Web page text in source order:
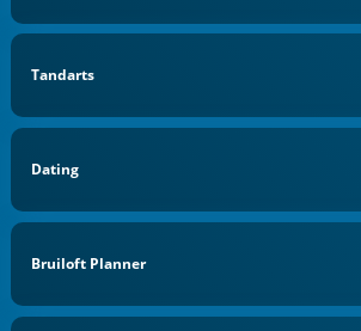
Tandarts
Dating
Bruiloft Planner